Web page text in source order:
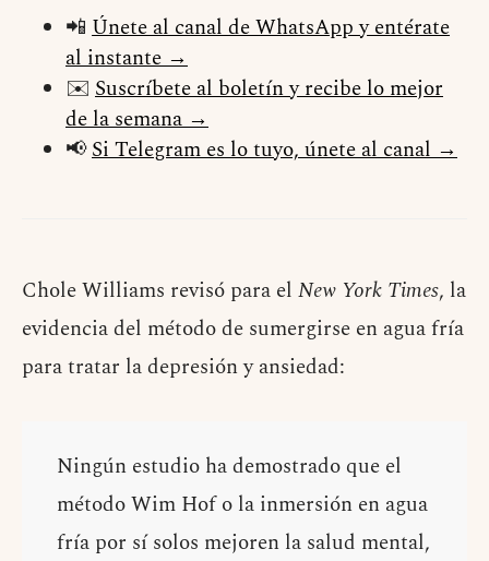
📲 Únete al canal de WhatsApp y entérate
al instante →
✉️ Suscríbete al boletín y recibe lo mejor
de la semana →
📢Si Telegram es lo tuyo, únete al canal →
Chole Williams revisó para el New York Times, la
evidencia del método de sumergirse en agua fría
para tratar la depresión y ansiedad:
Ningún estudio ha demostrado que el
método Wim Hof o la inmersión en agua
fría por sí solos mejoren la salud mental,